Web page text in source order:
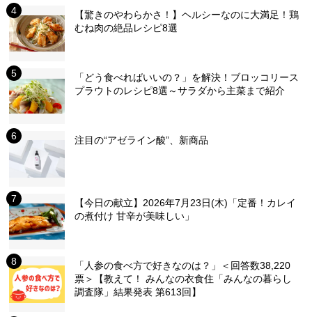
【驚きのやわらかさ！】ヘルシーなのに大満足！鶏
むね肉の絶品レシピ8選
「どう食べればいいの？」を解決！ブロッコリース
プラウトのレシピ8選～サラダから主菜まで紹介
注目の“アゼライン酸”、新商品
【今日の献立】2026年7月23日(木)「定番！カレイ
の煮付け 甘辛が美味しい」
「人参の食べ方で好きなのは？」＜回答数38,220
票＞【教えて！ みんなの衣食住「みんなの暮らし
調査隊」結果発表 第613回】